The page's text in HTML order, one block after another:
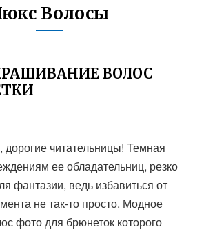
Волосы
ВОЛОС
читательницы! Темная
ее обладательниц, резко
фантазии, ведь избавиться от
не так-то просто. Модное
фото для брюнеток которого